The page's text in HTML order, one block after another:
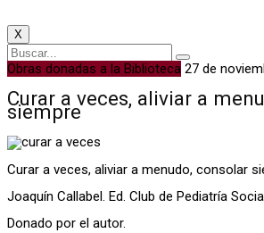
X
Obras donadas a la Biblioteca 27 de
Curar a veces, aliviar a
siempre
Curar a veces, aliviar a menudo, consolar
Joaquín Callabel. Ed. Club de Pediatría
Donado por el autor.